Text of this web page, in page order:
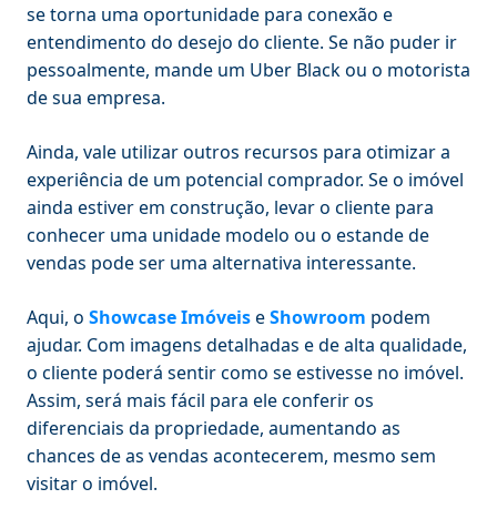
se torna uma oportunidade para conexão e
entendimento do desejo do cliente. Se não puder ir
pessoalmente, mande um Uber Black ou o motorista
de sua empresa.
Ainda, vale utilizar outros recursos para otimizar a
experiência de um potencial comprador. Se o imóvel
ainda estiver em construção, levar o cliente para
conhecer uma unidade modelo ou o estande de
vendas pode ser uma alternativa interessante.
Aqui, o Showcase ImóveiseShowroom podem
ajudar. Com imagens detalhadas e de alta qualidade,
o cliente poderá sentir como se estivesse no imóvel.
Assim, será mais fácil para ele conferir os
diferenciais da propriedade, aumentando as
chances de as vendas acontecerem, mesmo sem
visitar o imóvel.